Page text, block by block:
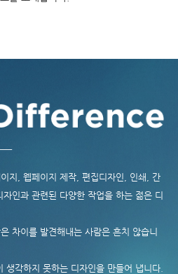
지, 웹페이지 제작, 편집디자인, 인쇄, 간
인과 관련된 다양한 작업을 하는 젊은 디
차이를 발견해내는 사람은 흔치 않습니
생각하지 못하는 디자인을 만들어 냅니다.